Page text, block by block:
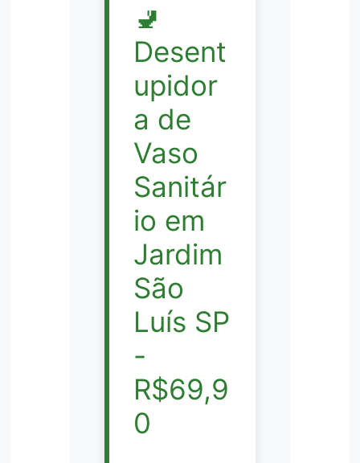
🚽
Desent
upidor
a de
Vaso
Sanitár
io em
Jardim
São
Luís SP
-
R$69,9
0